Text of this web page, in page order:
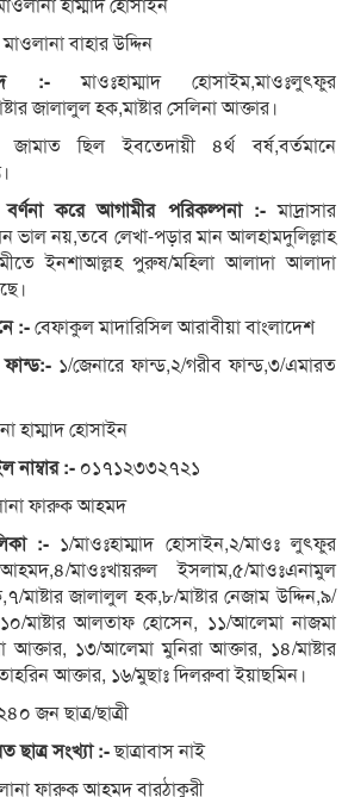
মাওলানা বাহার উদ্দিন
:-মাওঃহাম্মাদ হোসাইম,মাওঃলুৎফুর
জালালুল হক,মাষ্টার সেলিনা আক্তার।
জামাত ছিল ইবতেদায়ী ৪র্থ বর্ষ,বর্তমানে
বর্ণনা করে আগামীর পরিকল্পনা :-মাদ্রাসার
ভাল নয়,তবে লেখা-পড়ার মান আলহামদুলিল্লাহ
ইনশাআল্লহ পুরুষ/মহিলা আলাদা আলাদা
:-বেফাকুল মাদারিসিল আরাবীয়া বাংলাদেশ
ফান্ড:- ১/জেনারে ফান্ড,২/গরীব ফান্ড,৩/এমারত
হাম্মাদ হোসাইন
নাম্বার :- ০১৭১২৩৩২৭২১
ফারুক আহমদ
:- ১/মাওঃহাম্মাদ হোসাইন,২/মাওঃ লুৎফুর
মাওঃখায়রুল ইসলাম,৫/মাওঃএনামুল
জালালুল হক,৮/মাষ্টার নেজাম উদ্দিন,৯/
১০/মাষ্টার আলতাফ হোসেন, ১১/আলেমা নাজমা
১৩/আলেমা মুনিরা আক্তার, ১৪/মাষ্টার
আক্তার, ১৬/মুছাঃ দিলরুবা ইয়াছমিন।
জন ছাত্র/ছাত্রী
ছাত্র সংখ্যা :-ছাত্রাবাস নাই
ফারুক আহমদ বারঠাকুরী